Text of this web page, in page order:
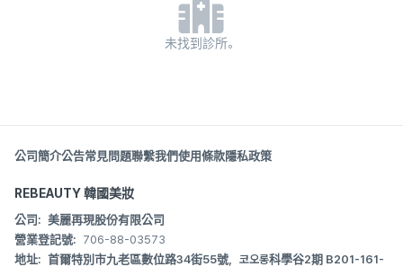
未找到診所。
公司簡介公告常見問題聯繫我們使用條款隱私政策
REBEAUTY 韓國美妝
公司: 美麗再現股份有限公司
營業登記號: 706-88-03573
地址: 首爾特別市九老區數位路34街55號，코오롱科學谷2期 B201-161-